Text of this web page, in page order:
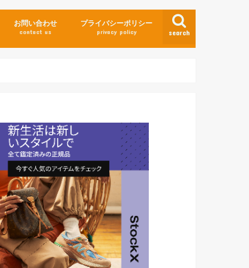
search
お問い合わせ
contact us
プライバシーポリシー
privacy policy